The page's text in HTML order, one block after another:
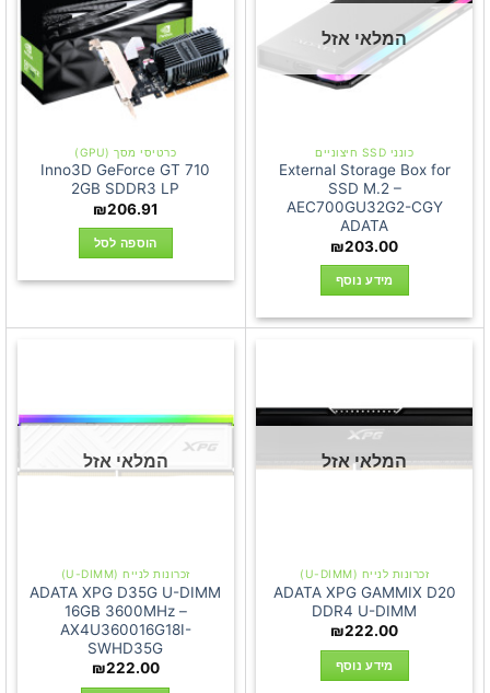
המלאי אזל
כונני SSD חיצוניים
External Storage Box for
SSD M.2 –
AEC700GU32G2-CGY
ADATA
₪203.00
מידע נוסף
כרטיסי מסך (GPU)
Inno3D GeForce GT 710
2GB SDDR3 LP
₪206.91
הוספה לסל
המלאי אזל
זכרונות לנייח (U-DIMM)
ADATA XPG GAMMIX D20
DDR4 U-DIMM
₪222.00
מידע נוסף
המלאי אזל
זכרונות לנייח (U-DIMM)
ADATA XPG D35G U-DIMM
16GB 3600MHz –
AX4U360016G18I-
SWHD35G
₪222.00